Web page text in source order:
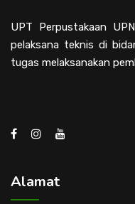
UPT Perpustakaan
pelaksana teknis di
tugas melaksanakan
Alamat